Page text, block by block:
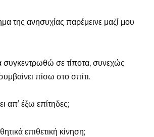
της ανησυχίας παρέμεινε μαζί μου
σε τίποτα, συνεχώς
πίσω στο σπίτι.
απ’ έξω επίτηδες;
επιθετική κίνηση;